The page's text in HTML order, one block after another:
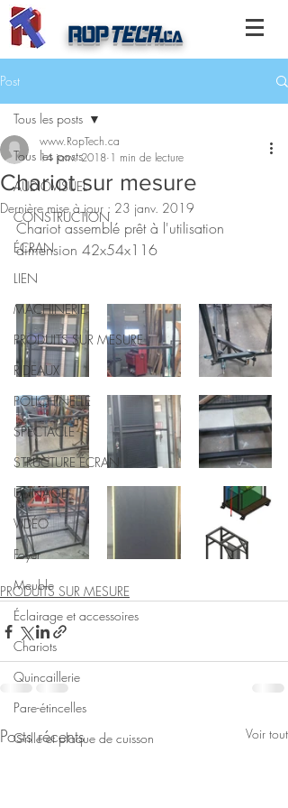
ROPTECH. ca
Post
Tous les posts
AUDIOVISUEL
CONSTRUCTION
ÉCRAN
LIEN
MACHINERIE
PRODUITS SUR MESURE
RIDEAUX
POLICHINELLE
SPECTACLE
STRUCTURE ÉCRAN
USINAGE
VIDÉO
Foyer
Meuble
Éclairage et accessoires
Chariots
Quincaillerie
Pare-étincelles
Grille et plaque de cuisson
Tous les posts
Chariot sur mesure
www.RopTech.ca
14 janv. 2018 1 min de lecture
Dernière mise à jour : 23 janv. 2019
Chariot assemblé prêt à l'utilisation
dimension 42x54x116
PRODUITS SUR MESURE
Posts récents Voir tout